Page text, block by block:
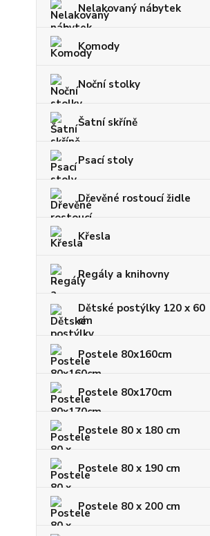
Nelakovaný nábytek
Komody
Noční stolky
Šatní skříně
Psací stoly
Dřevěné rostoucí židle
Křesla
Regály a knihovny
Dětské postýlky 120 x 60
cm
Postele 80x160cm
Postele 80x170cm
Postele 80 x 180 cm
Postele 80 x 190 cm
Postele 80 x 200 cm